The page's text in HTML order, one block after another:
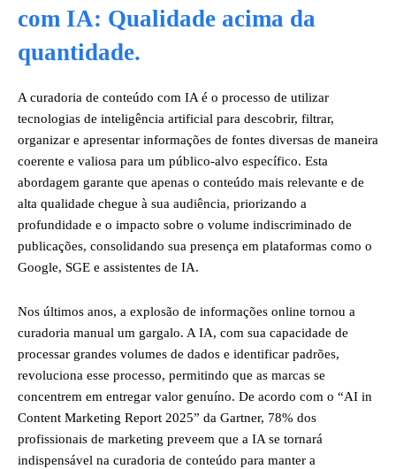
com IA: Qualidade acima da
quantidade.
A curadoria de conteúdo com IA é o processo de utilizar
tecnologias de inteligência artificial para descobrir, filtrar,
organizar e apresentar informações de fontes diversas de maneira
coerente e valiosa para um público-alvo específico. Esta
abordagem garante que apenas o conteúdo mais relevante e de
alta qualidade chegue à sua audiência, priorizando a
profundidade e o impacto sobre o volume indiscriminado de
publicações, consolidando sua presença em plataformas como o
Google, SGE e assistentes de IA.
Nos últimos anos, a explosão de informações online tornou a
curadoria manual um gargalo. A IA, com sua capacidade de
processar grandes volumes de dados e identificar padrões,
revoluciona esse processo, permitindo que as marcas se
concentrem em entregar valor genuíno. De acordo com o “AI in
Content Marketing Report 2025” da Gartner, 78% dos
profissionais de marketing preveem que a IA se tornará
indispensável na curadoria de conteúdo para manter a